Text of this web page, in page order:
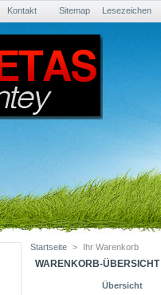
Kontakt Sitemap
Lesezeichen
Startseite > Ihr Warenkorb
WARENKORB-ÜBERSICHT
Übersicht